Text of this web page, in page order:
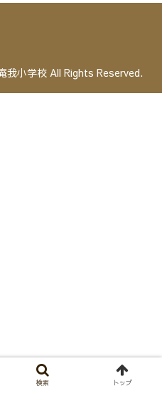
小学校 All Rights Reserved.
検索 トップ